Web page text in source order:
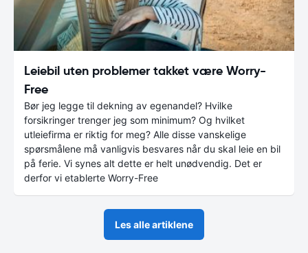
Leiebil uten problemer takket være Worry-
Free
Bør jeg legge til dekning av egenandel? Hvilke
forsikringer trenger jeg som minimum? Og hvilket
utleiefirma er riktig for meg? Alle disse vanskelige
spørsmålene må vanligvis besvares når du skal leie en bil
på ferie. Vi synes alt dette er helt unødvendig. Det er
derfor vi etablerte Worry-Free
Les alle artiklene